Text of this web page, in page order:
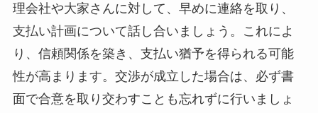
理会社や大家さんに対して、早めに連絡を取り、
支払い計画について話し合いましょう。これによ
り、信頼関係を築き、支払い猶予を得られる可能
性が高まります。交渉が成立した場合は、必ず書
面で合意を取り交わすことも忘れずに行いましょ